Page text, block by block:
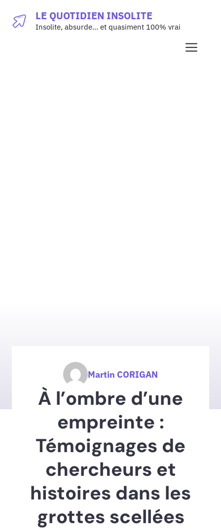
LE QUOTIDIEN INSOLITE
Insolite, absurde… et quasiment 100% vrai
Martin CORIGAN
À l’ombre d’une
empreinte :
Témoignages de
chercheurs et
histoires dans les
grottes scellées